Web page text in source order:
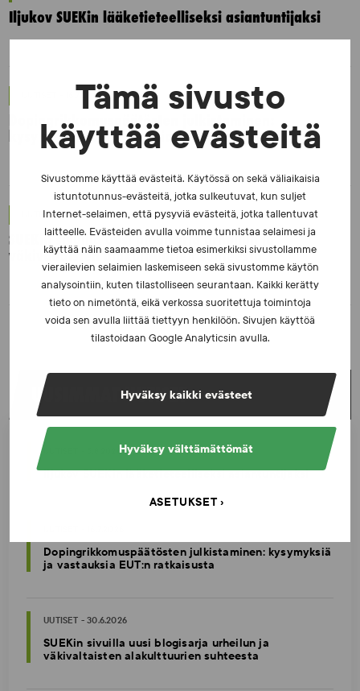
Tämä sivusto
käyttää evästeitä
Sivustomme käyttää evästeitä. Käytössä on sekä väliaikaisia
istuntotunnus-evästeitä, jotka sulkeutuvat, kun suljet
Internet-selaimen, että pysyviä evästeitä, jotka tallentuvat
laitteelle. Evästeiden avulla voimme tunnistaa selaimesi ja
käyttää näin saamaamme tietoa esimerkiksi sivustollamme
vierailevien selaimien laskemiseen sekä sivustomme käytön
analysointiin, kuten tilastolliseen seurantaan. Kaikki kerätty
tieto on nimetöntä, eikä verkossa suoritettuja toimintoja
voida sen avulla liittää tiettyyn henkilöön. Sivujen käyttöä
tilastoidaan Google Analyticsin avulla.
Hyväksy kaikki evästeet
Hyväksy välttämättömät
ASETUKSET
Iljukov SUEKin lääketieteelliseksi asiantuntijaksi
UUTISET - 16.7.2026
Dopingrikkomuspäätösten julkistaminen:
kysymyksiä ja vastauksia EUT:n ratkaisusta
UUTISET - 30.6.2026
SUEKin sivuilla uusi blogisarja urheilun ja
väkivaltaisten alakulttuurien suhteesta
UUSIMMAT UUTISET
UUTISET - 5.8.2026
Iljukov SUEKin lääketieteelliseksi asiantuntijaksi
Dopingrikkomuspäätösten julkistaminen: kysymyksiä
ja vastauksia EUT:n ratkaisusta
UUTISET - 30.6.2026
SUEKin sivuilla uusi blogisarja urheilun ja
väkivaltaisten alakulttuurien suhteesta